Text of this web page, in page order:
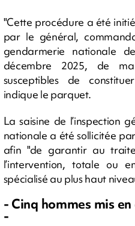
"Cette procédure a été
par le général,
gendarmerie nationale
décembre 2025, de
susceptibles de
indique le parquet.
La saisine de l’inspection
nationale a été sollicitée
afin "de garantir au
l’intervention, totale ou
spécialisé au plus haut
- Cinq hommes mis
-